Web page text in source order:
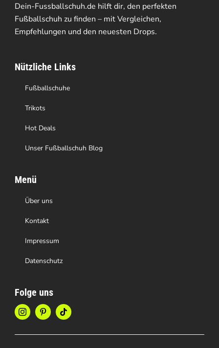
Dein-Fussballschuh.de hilft dir, den perfekten
Fußballschuh zu finden – mit Vergleichen,
Empfehlungen und den neuesten Drops.
Nützliche Links
Fußballschuhe
Trikots
Hot Deals
Unser Fußballschuh Blog
Menü
Über uns
Kontakt
Impressum
Datenschutz
Folge uns